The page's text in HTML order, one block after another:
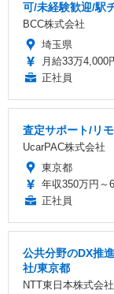
可/未経験歓迎/駅
BCC株式会社
埼玉県
月給33万4,000
正社員
査定サポート/リ
UcarPAC株式会社
東京都
年収350万円～
正社員
公共分野のDX推
社/東京都
NTT東日本株式会社